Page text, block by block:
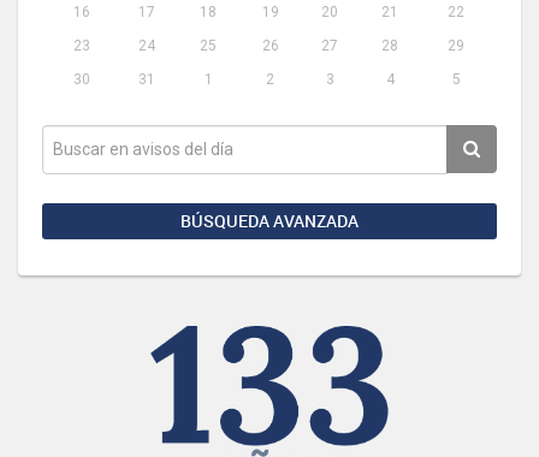
16
17 18 19 20 21
22
23
24 25 26 27 28
29
30
31 1 2 3 4 5
BÚSQUEDA AVANZADA